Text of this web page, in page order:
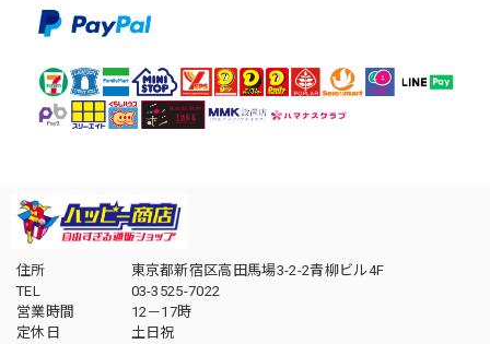
住所
東京都新宿区高田馬場3-2-2青柳ビル4F
TEL
03-3525-7022
営業時間
12－17時
定休日
土日祝